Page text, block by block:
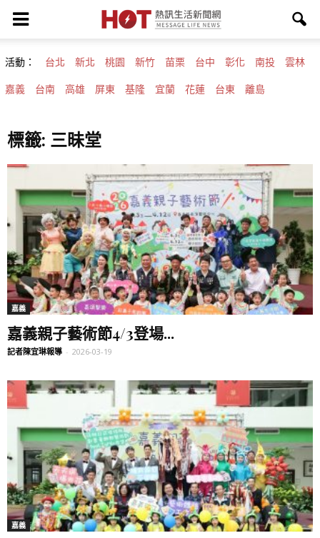
活動： 台北 新北 桃園 新竹 苗栗 台中 彰化 南投 雲林
嘉義 台南 高雄 屏東 基隆 宜蘭 花蓮 台東 離島
標籤: 三昧堂
嘉義
嘉義親子藝術節4/3登場...
記者陳宜琳報導 - 2026-03-19
嘉義